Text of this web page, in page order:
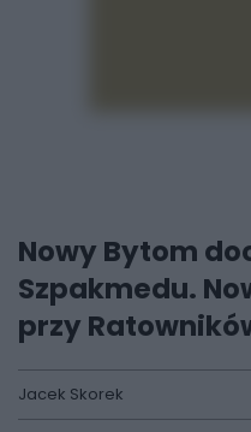
Nowy Bytom
Szpakmedu.
przy
Jacek Skorek